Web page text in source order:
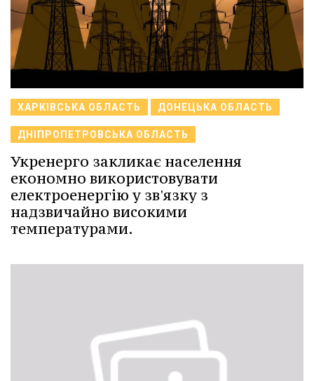
ХАРКІВСЬКА ОБЛАСТЬ ДОНЕЦЬКА ОБЛАСТЬ
ДНІПРОПЕТРОВСЬКА ОБЛАСТЬ
Укренерго закликає населення
економно використовувати
електроенергію у зв'язку з
надзвичайно високими
температурами.